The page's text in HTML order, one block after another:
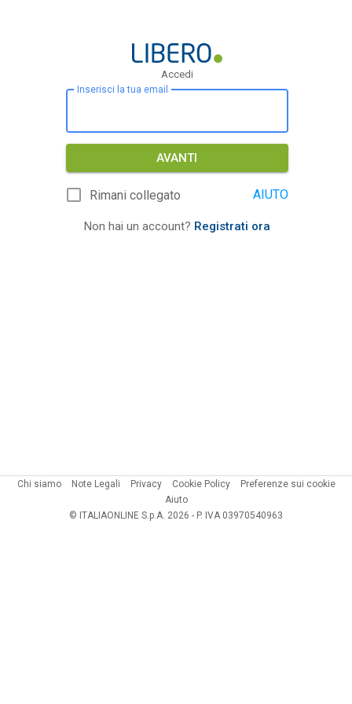
Accedi
Inserisci la tua email
AVANTI
Rimani collegato AIUTO
Non hai un account? Registrati ora
Chi siamo Note Legali Privacy Cookie Policy
Preferenze sui cookie
Aiuto
© ITALIAONLINE S.p.A. 2026 - P. IVA 03970540963